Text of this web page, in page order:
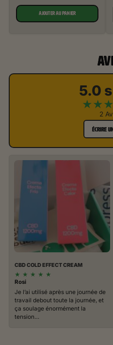
AJOUTER AU PANIER
5.0
★★★
2
ÉCRIRE
CBD COLD EFFECT CREAM
★ ★ ★ ★ ★
Rosi
Je l’ai utilisé après une journée de
travail debout toute la journée, et
ça soulage énormément la
tension…